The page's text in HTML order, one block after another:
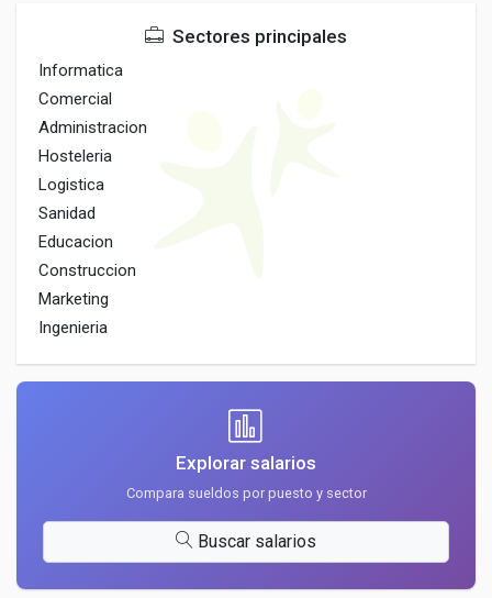
Sectores principales
Informatica
Comercial
Administracion
Hosteleria
Logistica
Sanidad
Educacion
Construccion
Marketing
Ingenieria
Explorar salarios
Compara sueldos por puesto y sector
Buscar salarios